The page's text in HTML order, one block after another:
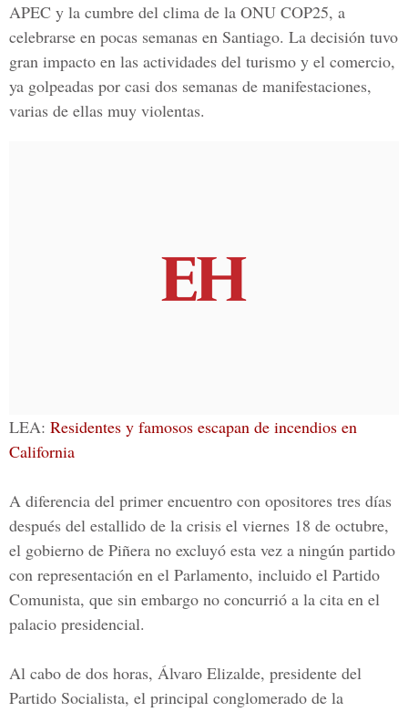
APEC y la cumbre del clima de la ONU COP25, a
celebrarse en pocas semanas en Santiago. La decisión tuvo
gran impacto en las actividades del turismo y el comercio,
ya golpeadas por casi dos semanas de manifestaciones,
varias de ellas muy violentas.
LEA: Residentes y famosos escapan de incendios en
California
A diferencia del primer encuentro con opositores tres días
después del estallido de la crisis el viernes 18 de octubre,
el gobierno de Piñera no excluyó esta vez a ningún partido
con representación en el Parlamento, incluido el Partido
Comunista, que sin embargo no concurrió a la cita en el
palacio presidencial.
Al cabo de dos horas, Álvaro Elizalde, presidente del
Partido Socialista, el principal conglomerado de la